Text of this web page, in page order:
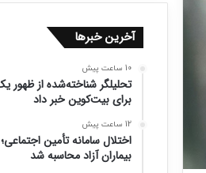
آخرین خبرها
10 ساعت پیش
تحلیلگر شناخته‌شده از ظهور
برای بیت‌کوین خبر داد
12 ساعت پیش
اختلال سامانه تأمین
بیماران آزاد محاسبه شد